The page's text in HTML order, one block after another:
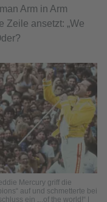
Arm in Arm
Zeile ansetzt: „We
Mercury griff die
auf und schmetterte bei
ein „..of the world!“ |